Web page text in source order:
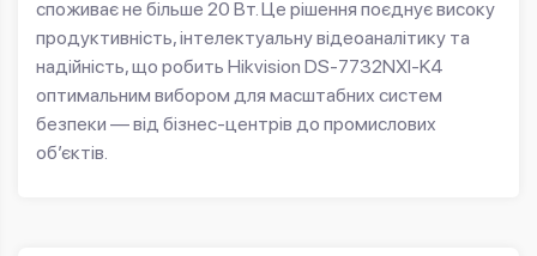
споживає не більше 20 Вт. Це рішення поєднує високу
продуктивність, інтелектуальну відеоаналітику та
надійність, що робить Hikvision DS-7732NXI-K4
оптимальним вибором для масштабних систем
безпеки — від бізнес-центрів до промислових
об’єктів.